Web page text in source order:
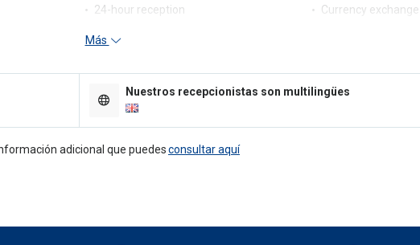
24-hour reception
Games room
Pool table
Parking
Currency exchange
Newspapers
Room service
Sale of tours
Más
Nuestros recepcionistas son multilingües
adicional que puedesconsultar aquí